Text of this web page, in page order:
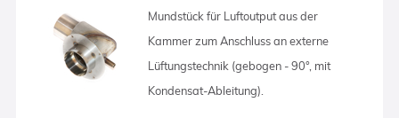
Mundstück für Luftoutput aus der
Kammer zum Anschluss an externe
Lüftungstechnik (gebogen - 90°, mit
Kondensat-Ableitung).